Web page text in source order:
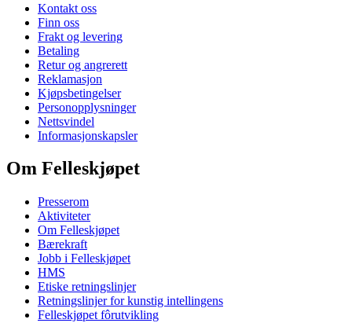
Kontakt oss
Finn oss
Frakt og levering
Betaling
Retur og angrerett
Reklamasjon
Kjøpsbetingelser
Personopplysninger
Nettsvindel
Informasjonskapsler
Om Felleskjøpet
Presserom
Aktiviteter
Om Felleskjøpet
Bærekraft
Jobb i Felleskjøpet
HMS
Etiske retningslinjer
Retningslinjer for kunstig intellingens
Felleskjøpet fôrutvikling